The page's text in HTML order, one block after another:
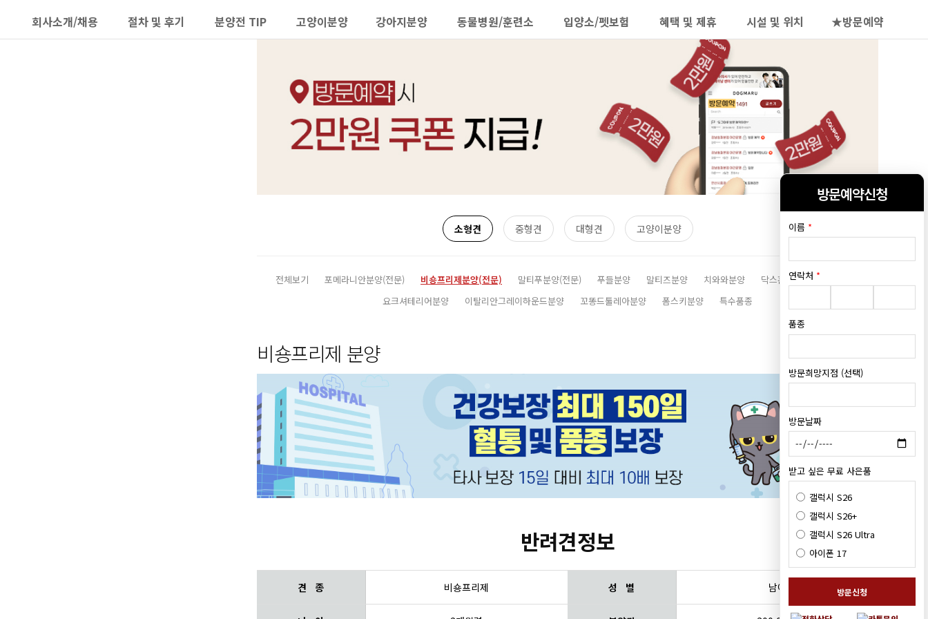
회사소개/채용 절차 및 후기 분양전 TIP 고양이분양 강아지분양 동물병원/훈련소 입양소/펫보험 혜택 및 제휴 시설 및 위치 ★방문예약
소형견 중형견 대형견 고양이분양
전체보기 포메라니안분양(전문) 비숑프리제분양(전문) 말티푸분양(전문) 푸들분양 말티즈분양 치와와분양 닥스훈트분양
요크셔테리어분양
이탈리안그레이하운드분양 꼬똥드툴레아분양 폼스키분양 특수품종
비숑프리제 분양
반려견정보
견 종 비숑프리제 성 별 남아
방문예약신청
이름 *
연락처 *
품종
방문희망지점 (선택)
방문날짜
받고 싶은 무료 사은품
갤럭시 S26
갤럭시 S26+
갤럭시 S26 Ultra
아이폰 17
방문신청